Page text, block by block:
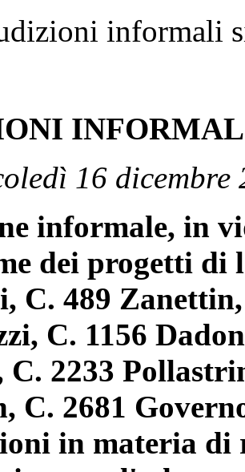
informali si
16 dicembre
informale, in
dei progetti di
C. 489
C. 1156
C. 2233
C. 2681
in materia